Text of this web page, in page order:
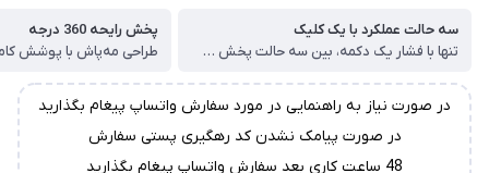
سه حالت عملکرد با یک کلیک
تنها با فشار یک دکمه، بین سه حالت پخش رایحه جابه‌جا شوید: مداوم، متناوب و هوشمند
پخش رایحه 360 درجه
در صورت نیاز به راهنمایی در مورد سفارش واتساپ پیغام بگذارید
در صورت پیامک نشدن کد رهگیری پستی سفارش
48 ساعت کاری بعد سفارش واتساپ پیغام بگذارید